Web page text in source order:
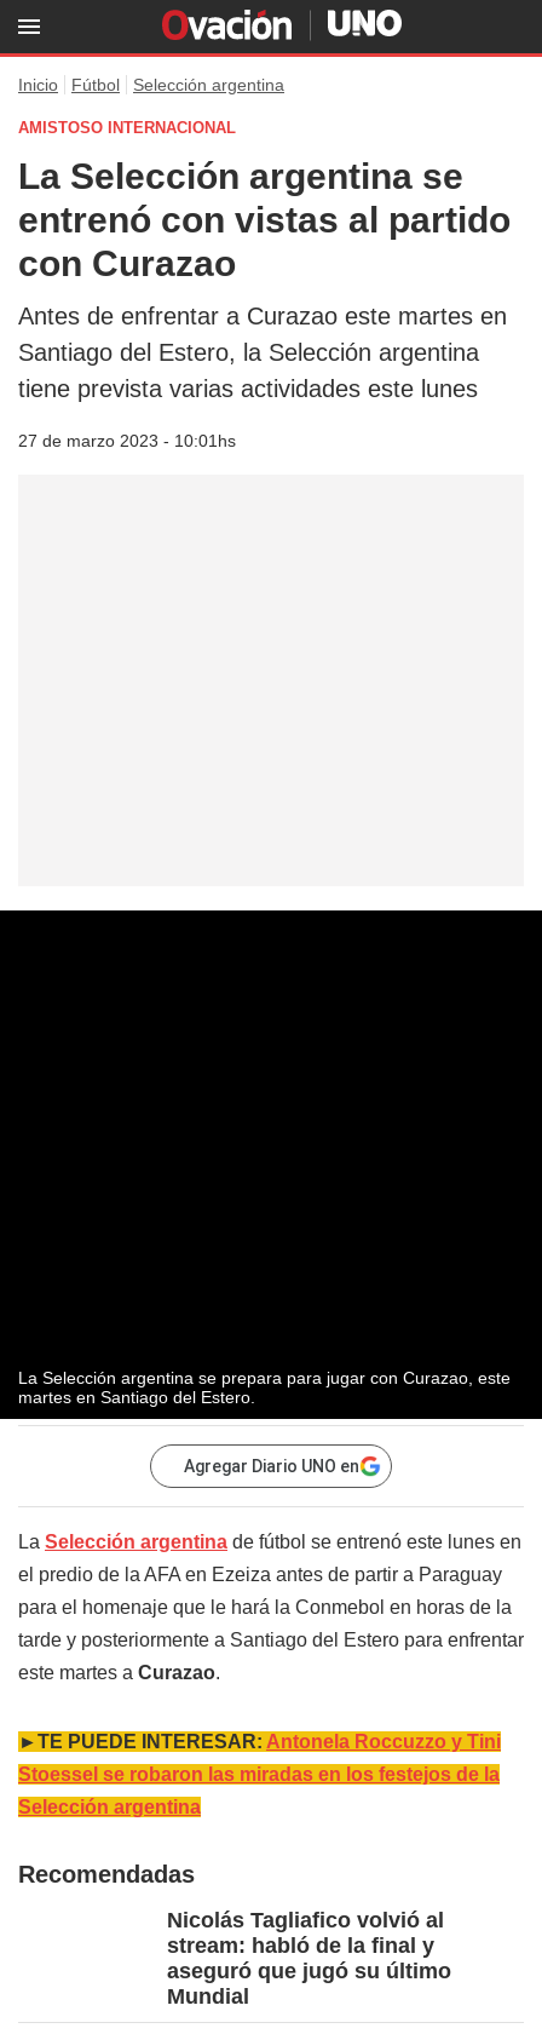
Inicio Fútbol Selección argentina
AMISTOSO INTERNACIONAL
La Selección argentina se
entrenó con vistas al partido
con Curazao
Antes de enfrentar a Curazao este martes en
Santiago del Estero, la Selección argentina
tiene prevista varias actividades este lunes
27 de marzo 2023 - 10:01hs
La Selección argentina se prepara para jugar con Curazao, este
martes en Santiago del Estero.
Agregar Diario UNO en
La Selección argentina de fútbol se entrenó este lunes en
el predio de la AFA en Ezeiza antes de partir a Paraguay
para el homenaje que le hará la Conmebol en horas de la
tarde y posteriormente a Santiago del Estero para enfrentar
este martes a Curazao.
►TE PUEDE INTERESAR: Antonela Roccuzzo y Tini
Stoessel se robaron las miradas en los festejos de la
Selección argentina
Recomendadas
Nicolás Tagliafico volvió al
stream: habló de la final y
aseguró que jugó su último
Mundial